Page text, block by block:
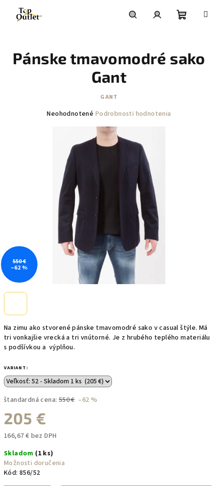
obsah
košík
Na zimu ako stvorené pánske tmavomodré sako v casual štýle. Má
tri vonkajšie vrecká a tri vnútorné. Je z hrubého teplého materiálu
s podšívkou a výplňou.
VARIANT:
štandardná cena: 550 € –62 %
205 €
166,67 € bez DPH
cena:
Skladom (1 ks)
Možnosti doručenia
Kód: 856/52
Pánske tmavomodré sako
Gant
GANT
Priemerné
hviezdičiek.
Neohodnotené Podrobnosti hodnotenia
550 €
–62 %